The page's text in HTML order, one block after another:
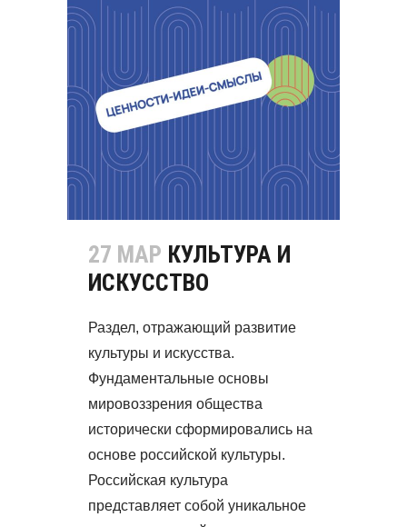
27 МАР КУЛЬТУРА И
ИСКУССТВО
Раздел, отражающий развитие
культуры и искусства.
Фундаментальные основы
мировоззрения общества
исторически сформировались на
основе российской культуры.
Российская культура
представляет собой уникальное